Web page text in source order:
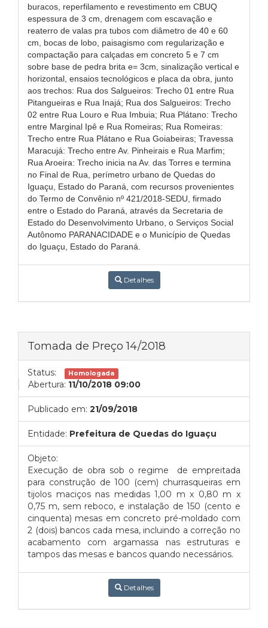
buracos, reperfilamento e revestimento em CBUQ
espessura de 3 cm, drenagem com escavação e
reaterro de valas pra tubos com diâmetro de 40 e 60
cm, bocas de lobo, paisagismo com regularização e
compactação para calçadas em concreto 5 e 7 cm
sobre base de pedra brita e= 3cm, sinalização vertical e
horizontal, ensaios tecnológicos e placa da obra, junto
aos trechos: Rua dos Salgueiros: Trecho 01 entre Rua
Pitangueiras e Rua Inajá; Rua dos Salgueiros: Trecho
02 entre Rua Louro e Rua Imbuia; Rua Plátano: Trecho
entre Marginal Ipê e Rua Romeiras; Rua Romeiras:
Trecho entre Rua Plátano e Rua Goiabeiras; Travessa
Maracujá: Trecho entre Av. Pinheirais e Rua Marfim;
Rua Aroeira: Trecho inicia na Av. das Torres e termina
no Final de Rua, perímetro urbano de Quedas do
Iguaçu, Estado do Paraná, com recursos provenientes
do Termo de Convênio nº 421/2018-SEDU, firmado
entre o Estado do Paraná, através da Secretaria de
Estado do Desenvolvimento Urbano, o Serviços Social
Autônomo PARANACIDADE e o Município de Quedas
do Iguaçu, Estado do Paraná.
Detalhes
Tomada de Preço 14/2018
Status: Homologada
Abertura: 11/10/2018 09:00
Publicado em: 21/09/2018
Entidade: Prefeitura de Quedas do Iguaçu
Objeto:
Execução de obra sob o regime de empreitada
para construção de 100 (cem) churrasqueiras em
tijolos maciços nas medidas 1,00 m x 0,80 m x
0,75 m, sem reboco, e instalação de 150 (cento e
cinquenta) mesas em concreto pré-moldado com
2 (dois) bancos cada mesa, incluindo a correção no
acabamento com argamassa nas estruturas e
tampos das mesas e bancos quando necessários.
Detalhes